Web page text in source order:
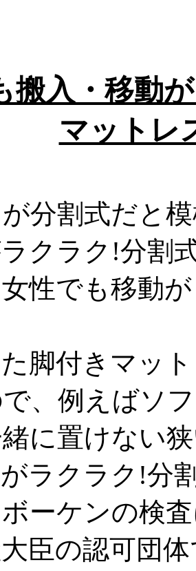
搬入・移動
マットレ
が分割式だと
ラクラク!分割
女性でも移動
た脚付きマッ
、例えばソ
に置けない
がラクラク!分
ボーケンの検
臣の認可団